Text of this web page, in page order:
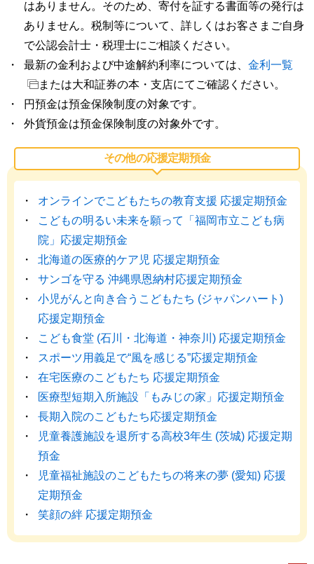
はありません。そのため、寄付を証する書面等の発行は
ありません。税制等について、詳しくはお客さまご自身
で公認会計士・税理士にご相談ください。
最新の金利および中途解約利率については、 金利一覧
または大和証券の本・支店にてご確認ください。
円預金は預金保険制度の対象です。
外貨預金は預金保険制度の対象外です。
その他の応援定期預金
オンラインでこどもたちの教育支援 応援定期預金
こどもの明るい未来を願って「福岡市立こども病
院」応援定期預金
北海道の医療的ケア児 応援定期預金
サンゴを守る 沖縄県恩納村応援定期預金
小児がんと向き合うこどもたち (ジャパンハート)
応援定期預金
こども食堂 (石川・北海道・神奈川) 応援定期預金
スポーツ用義足で“風を感じる”応援定期預金
在宅医療のこどもたち 応援定期預金
医療型短期入所施設「もみじの家」応援定期預金
長期入院のこどもたち応援定期預金
児童養護施設を退所する高校3年生 (茨城) 応援定期
預金
児童福祉施設のこどもたちの将来の夢 (愛知) 応援
定期預金
笑顔の絆 応援定期預金